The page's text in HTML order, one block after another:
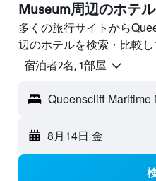
Museum周辺のホテル
多くの旅行サイトから
辺のホテルを検索・比較し
宿泊者2名, 1​部屋
8月14日 金